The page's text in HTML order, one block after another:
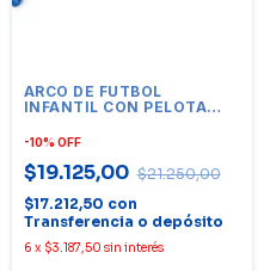
ARCO DE FUTBOL
INFANTIL CON PELOTA
-10% OFF
$19.125,00 $21.250,00
$17.212,50 con
Transferencia o depósito
6 x $3.187,50 sin interés